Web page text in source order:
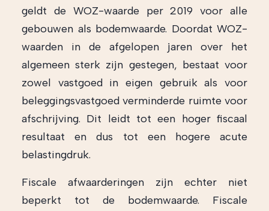
geldt de WOZ-waarde per 2019 voor alle
gebouwen als bodemwaarde. Doordat WOZ-
waarden in de afgelopen jaren over het
algemeen sterk zijn gestegen, bestaat voor
zowel vastgoed in eigen gebruik als voor
beleggingsvastgoed verminderde ruimte voor
afschrijving. Dit leidt tot een hoger fiscaal
resultaat en dus tot een hogere acute
belastingdruk.
Fiscale afwaarderingen zijn echter niet
beperkt tot de bodemwaarde. Fiscale